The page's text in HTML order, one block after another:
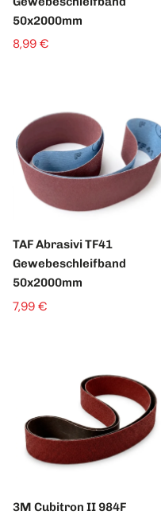
50x2000mm
8,99 €
TAF Abrasivi TF41
Gewebeschleifband
50x2000mm
7,99 €
3M Cubitron II 984F